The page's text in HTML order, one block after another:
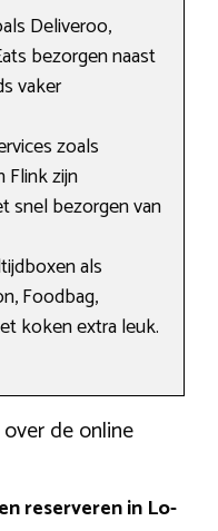
Deliveroo,
bezorgen naast
vaker
zoals
Flink zijn
snel bezorgen van
als
Foodbag,
koken extra leuk.
de online
reserveren in Lo-